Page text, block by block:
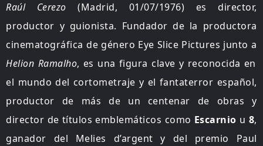
Raúl Cerezo (Madrid, 01/07/1976) es director,
productor y guionista. Fundador de la productora
cinematográfica de género Eye Slice Pictures junto a
Helion Ramalho, es una figura clave y reconocida en
el mundo del cortometraje y el fantaterror español,
productor de más de un centenar de obras y
director de títulos emblemáticos como Escarnio u 8,
ganador del Melies d’argent y del premio Paul